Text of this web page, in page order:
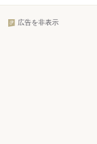
広告を非表示